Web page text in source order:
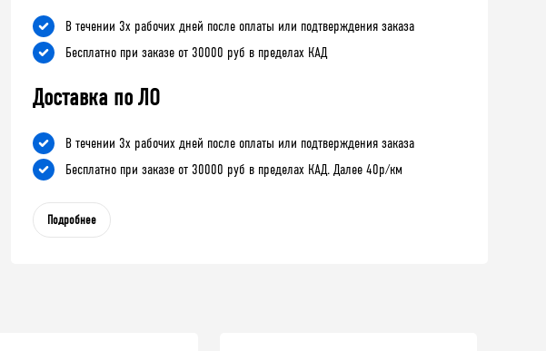
В течении 3х рабочих дней после оплаты или подтверждения заказа
Бесплатно при заказе от 30000 руб в пределах КАД
Доставка по ЛО
В течении 3х рабочих дней после оплаты или подтверждения заказа
Бесплатно при заказе от 30000 руб в пределах КАД. Далее 40р/км
Подробнее